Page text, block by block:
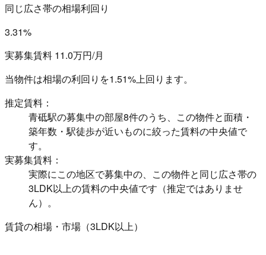
同じ広さ帯の相場利回り
3.31%
実募集賃料 11.0万円/月
当物件は相場の利回りを1.51%上回ります。
推定賃料：
青砥駅の募集中の部屋8件のうち、この物件と面積・
築年数・駅徒歩が近いものに絞った賃料の中央値で
す。
実募集賃料：
実際にこの地区で募集中の、この物件と同じ広さ帯の
3LDK以上の賃料の中央値です（推定ではありませ
ん）。
賃貸の相場・市場（3LDK以上）